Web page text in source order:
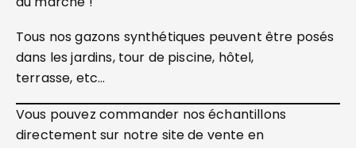
Tous nos gazons synthétiques peuvent être posés
dans les jardins, tour de piscine, hôtel,
terrasse, etc…
Vous pouvez commander nos échantillons
directement sur notre site de vente en